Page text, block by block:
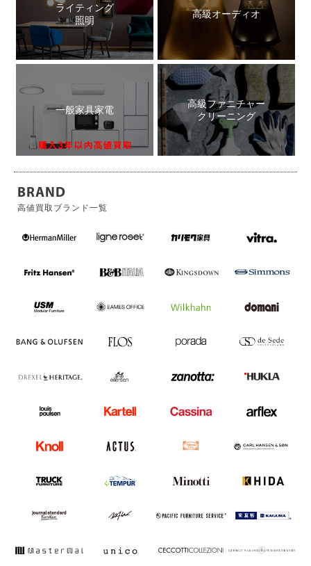
ライティング
照明
高級オーディオ
一般家具家電
高級ファニチャー
クリーニング
BRAND
高値買取ブランド一覧